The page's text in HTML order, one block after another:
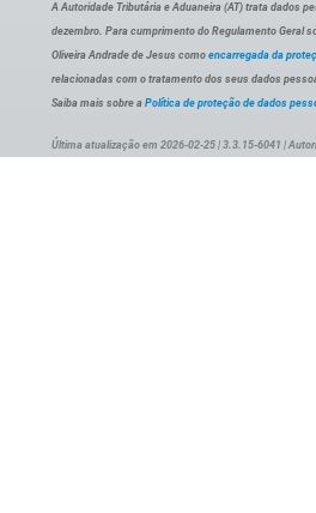
A Autoridade Tributária e Aduaneira (AT) trata dados
dezembro. Para cumprimento do Regulamento Geral
Oliveira Andrade de Jesus como encarregada da
relacionadas com o tratamento dos seus dados
Saiba mais sobre a Política de proteção de dados
Última atualização em 2026-02-25 | 3.3.15-6041 |